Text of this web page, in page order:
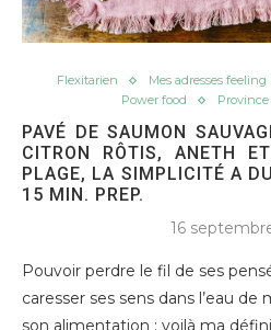
Flexitarien Mes adresses feeling
Power food
Province
PAVÉ DE SAUMON
CITRON RÔTIS, ANETH
PLAGE, LA SIMPLICITÉ A
15 MIN. PREP.
16
Pouvoir perdre le fil de ses
caresser ses sens dans l’eau de
son alimentation : voilà ma